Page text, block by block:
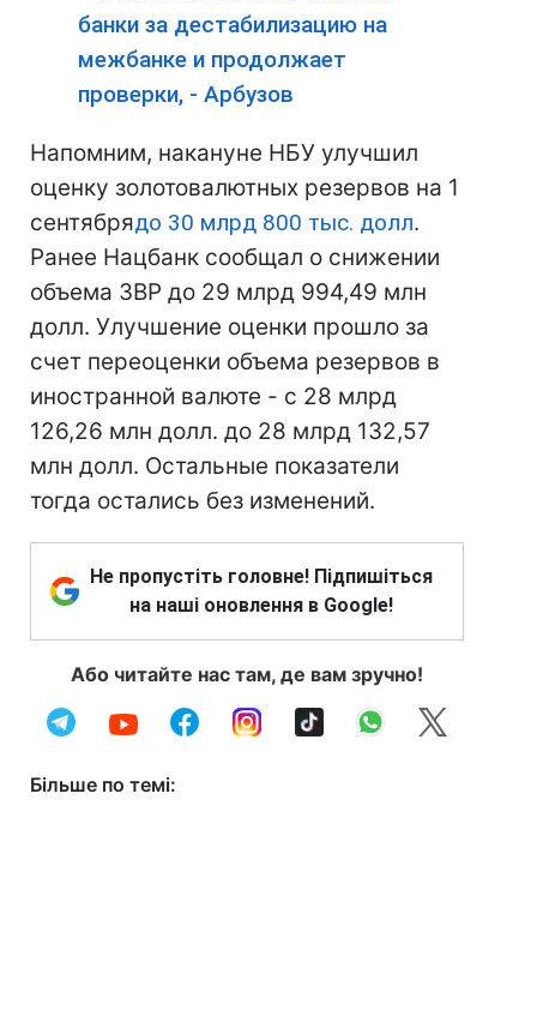
банки за дестабилизацию на
межбанке и продолжает
проверки, - Арбузов
Напомним, накануне НБУ улучшил
оценку золотовалютных резервов на 1
сентябрядо 30 млрд 800 тыс. долл.
Ранее Нацбанк сообщал о снижении
объема ЗВР до 29 млрд 994,49 млн
долл. Улучшение оценки прошло за
счет переоценки объема резервов в
иностранной валюте - с 28 млрд
126,26 млн долл. до 28 млрд 132,57
млн долл. Остальные показатели
тогда остались без изменений.
Не пропустіть головне! Підпишіться
на наші оновлення в Google!
Або читайте нас там, де вам зручно!
Більше по темі: